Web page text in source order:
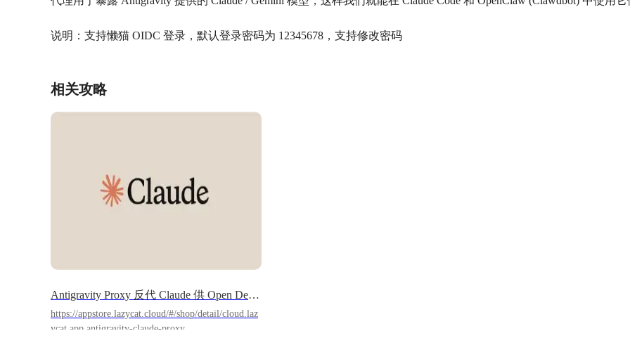
说明：支持懒猫 OIDC 登录，默认登录密码为 12345678，支持修改密码
相关攻略
Antigravity Proxy 反代 Claude 供 Open Design 等 APP 使用
https://appstore.lazycat.cloud/#/shop/detail/cloud.laz
ycat.app.antigravity-claude-proxy